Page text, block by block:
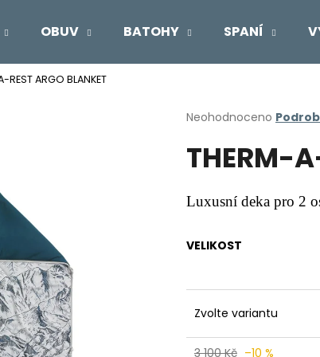
OBUV BATOHY SPANÍ
REST ARGO BLANKET
Průměrné
produktu
z
5
Neohodnoceno
THERM-
Luxusní deka pro 2
VELIKOST
Zvolte variantu
3 100 Kč –10 %
Co potřebujete najít?
HLEDAT